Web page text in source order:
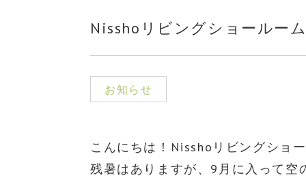
Nisshoリビングショールー
お知らせ
こんにちは！Nisshoリビングショ
残暑はありますが、9月に入って空